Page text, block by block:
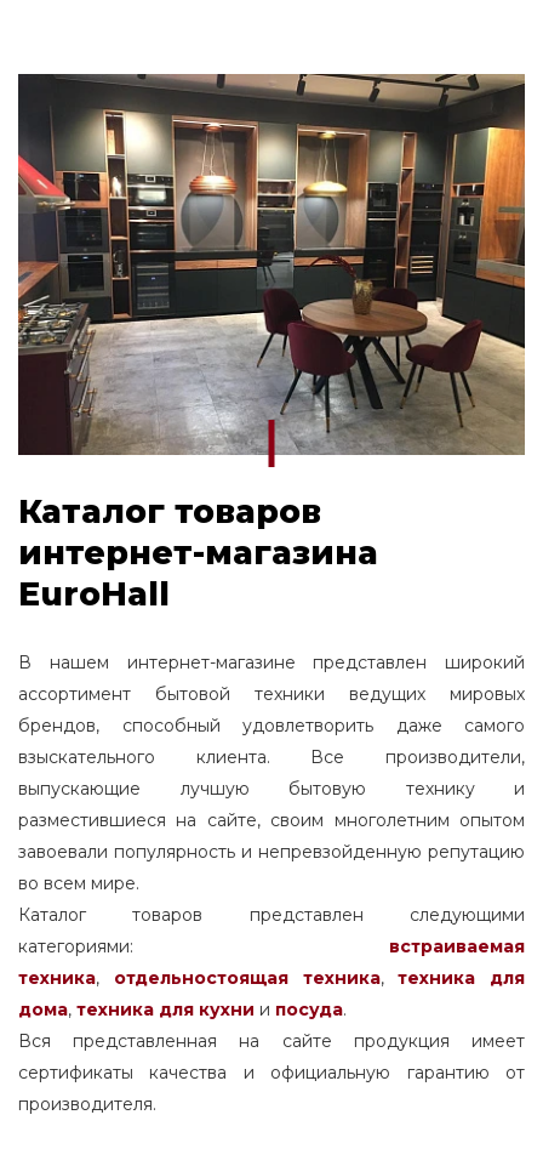
Каталог товаров
интернет-магазина
EuroHall
В нашем интернет-магазине представлен широкий
ассортимент бытовой техники ведущих мировых
брендов, способный удовлетворить даже самого
взыскательного клиента. Все производители,
выпускающие лучшую бытовую технику и
разместившиеся на сайте, своим многолетним опытом
завоевали популярность и непревзойденную репутацию
во всем мире.
Каталог товаров представлен следующими
категориями: встраиваемая
техника, отдельностоящаятехника,
техника для
дома, техника для кухни и посуда.
Вся представленная на сайте продукция имеет
сертификаты качества и официальную гарантию от
производителя.